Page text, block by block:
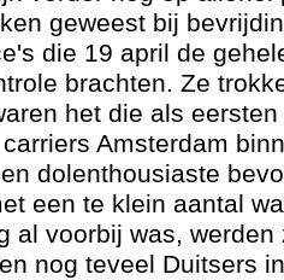
geweest bij
die 19 april de
brachten. Ze
het die als
Amsterdam
dolenthousiaste
een te klein aantal
al voorbij was, werden
nog teveel Duitsers